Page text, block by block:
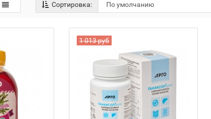
Сортировка:
1 013 руб